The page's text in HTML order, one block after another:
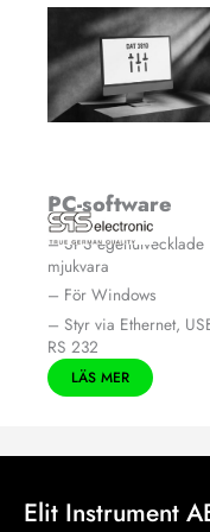
PC-software
DAT 3810
– SPS egenutvecklade
mjukvara
– För Windows
– Styr via Ethernet,
RS 232
LÄS MER
Elit Instrument